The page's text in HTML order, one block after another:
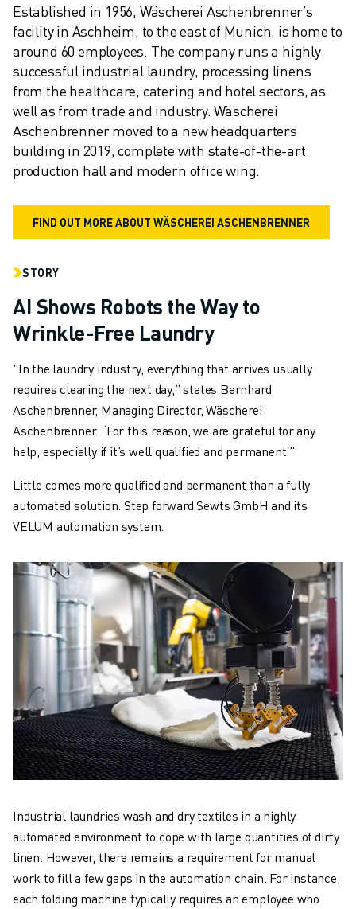
Established in 1956, Wäscherei Aschenbrenner’s
facility in Aschheim, to the east of Munich, is home to
around 60 employees. The company runs a highly
successful industrial laundry, processing linens
from the healthcare, catering and hotel sectors, as
well as from trade and industry. Wäscherei
Aschenbrenner moved to a new headquarters
building in 2019, complete with state-of-the-art
production hall and modern office wing.
FIND OUT MORE ABOUT WÄSCHEREI ASCHENBRENNER
STORY
AI Shows Robots the Way to
Wrinkle-Free Laundry
"In the laundry industry, everything that arrives usually
requires clearing the next day,” states Bernhard
Aschenbrenner, Managing Director, Wäscherei
Aschenbrenner. “For this reason, we are grateful for any
help, especially if it’s well qualified and permanent.”
Little comes more qualified and permanent than a fully
automated solution. Step forward Sewts GmbH and its
VELUM automation system.
Industrial laundries wash and dry textiles in a highly
automated environment to cope with large quantities of dirty
linen. However, there remains a requirement for manual
work to fill a few gaps in the automation chain. For instance,
each folding machine typically requires an employee who